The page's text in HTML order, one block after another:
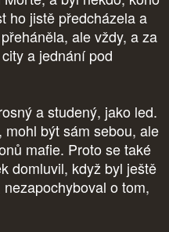
ho jistě předcházela a
ale vždy, a za
a jednání pod
a studený, jako led.
být sám sebou, ale
mafie. Proto se také
domluvil, když byl ještě
o tom,